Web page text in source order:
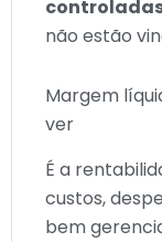
não estão
Margem
ver
É a
custos,
bem